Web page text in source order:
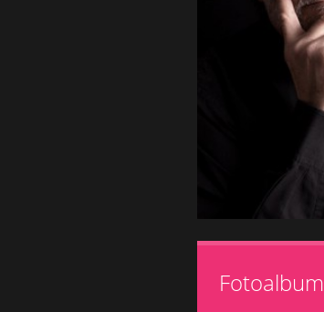
Fotoalbum